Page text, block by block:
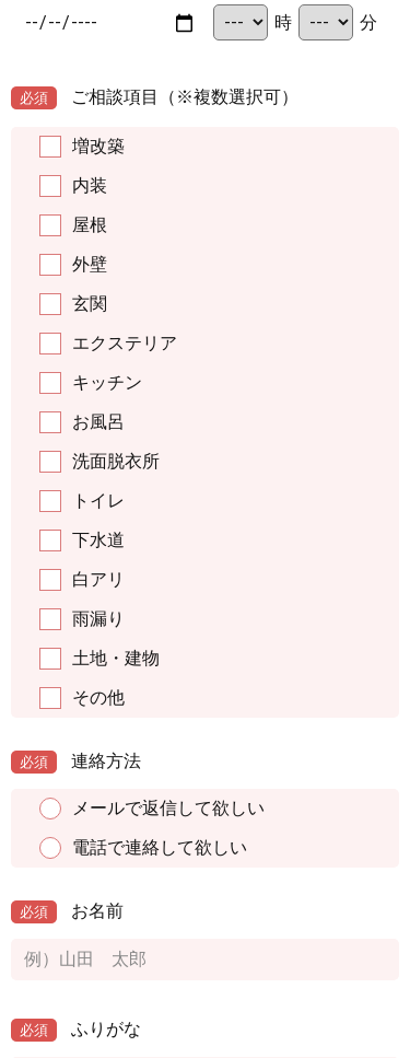
時
分
必須 ご相談項目 （※複数選択可）
増改築
内装
屋根
外壁
玄関
エクステリア
キッチン
お風呂
洗面脱衣所
トイレ
下水道
白アリ
雨漏り
土地・建物
その他
必須 連絡方法
メールで返信して欲しい
電話で連絡して欲しい
必須 お名前
必須 ふりがな